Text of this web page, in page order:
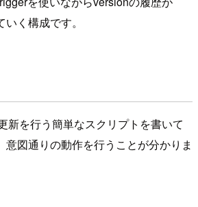
く構成です。
新を行う簡単なスクリプトを書いて
図通りの動作を行うことが分かりま